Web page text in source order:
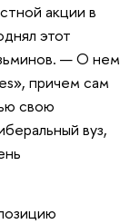
акции в
этот
— О нем
причем сам
свою
вуз,